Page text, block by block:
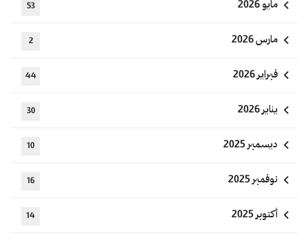
مايو 2026 53
مارس 2026 2
فبراير 2026 44
يناير 2026 30
ديسمبر 2025 10
نوفمبر 2025 16
أكتوبر 2025 14